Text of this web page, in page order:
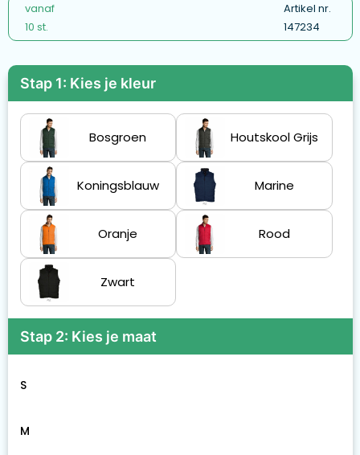
vanaf
10 st.
Artikel nr.
147234
Stap 1: Kies je kleur
Bosgroen Houtskool Grijs
Koningsblauw Marine
Oranje Rood
Zwart
Stap 2: Kies je maat
S
M